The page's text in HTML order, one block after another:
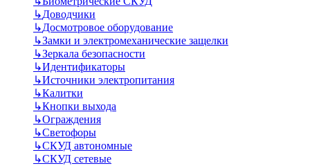
↳Доводчики
↳Досмотровое оборудование
↳Замки и электромеханические защелки
↳Зеркала безопасности
↳Идентификаторы
↳Источники электропитания
↳Калитки
↳Кнопки выхода
↳Ограждения
↳Светофоры
↳СКУД автономные
↳СКУД сетевые